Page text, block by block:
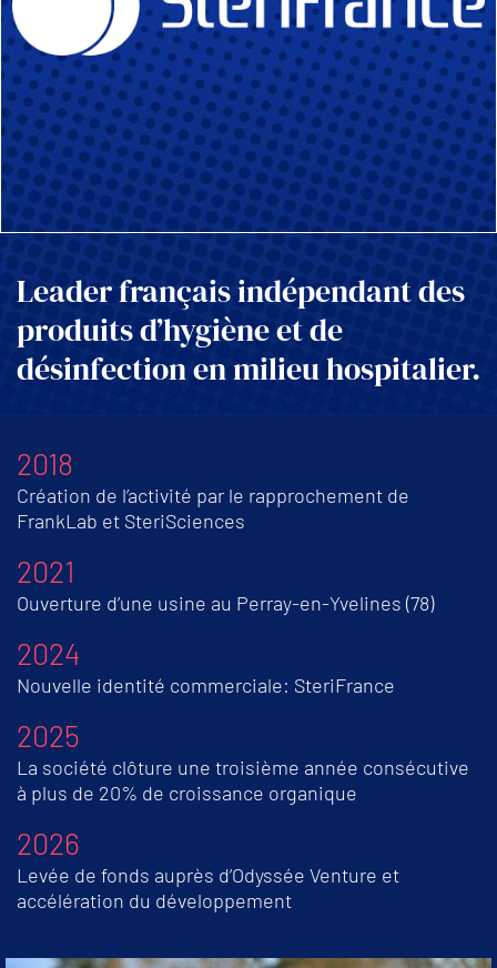
Leader français indépendant des
produits d’hygiène et de
désinfection en milieu hospitalier.
2018
Création de l’activité par le rapprochement de
FrankLab et SteriSciences
2021
Ouverture d’une usine au Perray-en-Yvelines (78)
2024
Nouvelle identité commerciale: SteriFrance
2025
La société clôture une troisième année consécutive
à plus de 20% de croissance organique
2026
Levée de fonds auprès d’Odyssée Venture et
accélération du développement